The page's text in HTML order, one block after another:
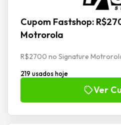
Cupom Fastshop:
Motrorola
R$2700 no Signature
219 usados hoje
Ver